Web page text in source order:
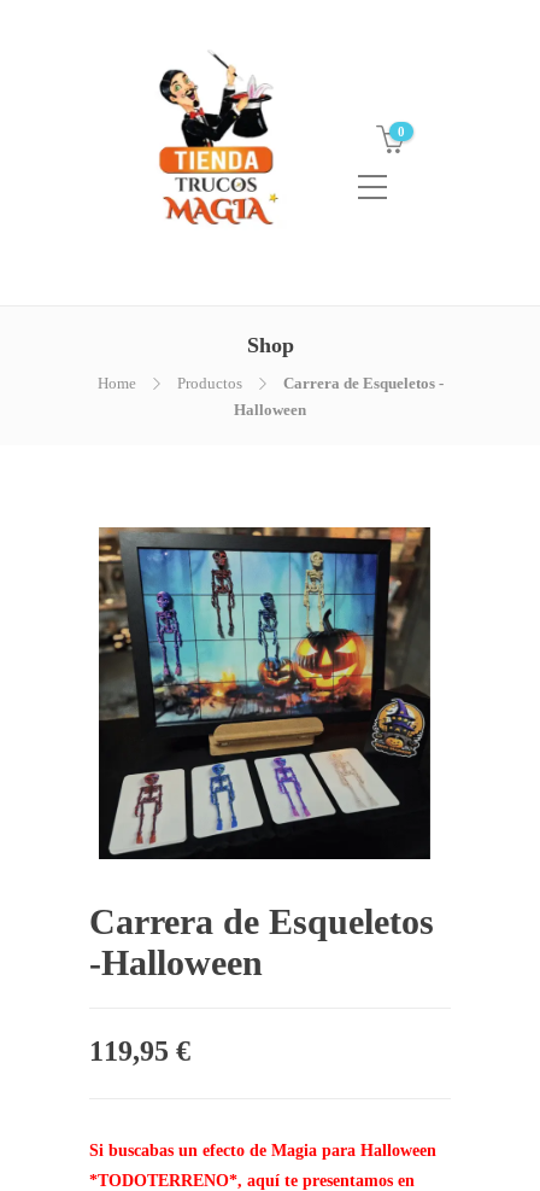
0
Shop
Home Productos
Carrera de Esqueletos -
Halloween
Carrera de Esqueletos
-Halloween
119,95 €
Si buscabas un efecto de Magia para Halloween
*TODOTERRENO*, aquí te presentamos en